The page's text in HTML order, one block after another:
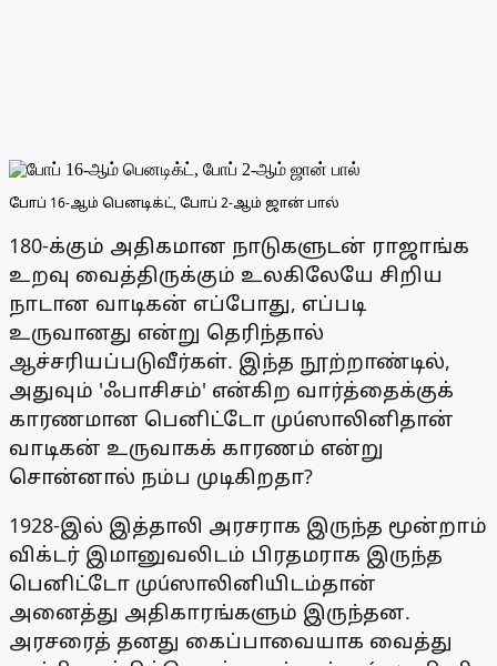
போப் 16-ஆம் பெனடிக்ட், போப் 2-ஆம் ஜான் பால்
180-க்கும் அதிகமான நாடுகளுடன் ராஜாங்க
உறவு வைத்திருக்கும் உலகிலேயே சிறிய
நாடான வாடிகன் எப்போது, எப்படி
உருவானது என்று தெரிந்தால்
ஆச்சரியப்படுவீர்கள். இந்த நூற்றாண்டில்,
அதுவும் 'ஃபாசிசம்' என்கிற வார்த்தைக்குக்
காரணமான பெனிட்டோ முúஸாலினிதான்
வாடிகன் உருவாகக் காரணம் என்று
சொன்னால் நம்ப முடிகிறதா?
1928-இல் இத்தாலி அரசராக இருந்த மூன்றாம்
விக்டர் இமானுவலிடம் பிரதமராக இருந்த
பெனிட்டோ முúஸாலினியிடம்தான்
அனைத்து அதிகாரங்களும் இருந்தன.
அரசரைத் தனது கைப்பாவையாக வைத்து